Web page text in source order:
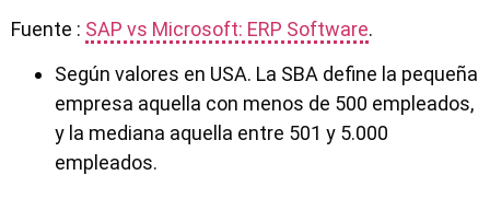
Fuente : SAP vs Microsoft: ERP Software.
Según valores en USA. La SBA define la pequeña
empresa aquella con menos de 500 empleados,
y la mediana aquella entre 501 y 5.000
empleados.